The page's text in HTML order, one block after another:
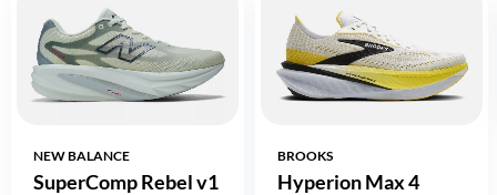
NEW BALANCE
SuperComp Rebel v1
BROOKS
Hyperion Max 4